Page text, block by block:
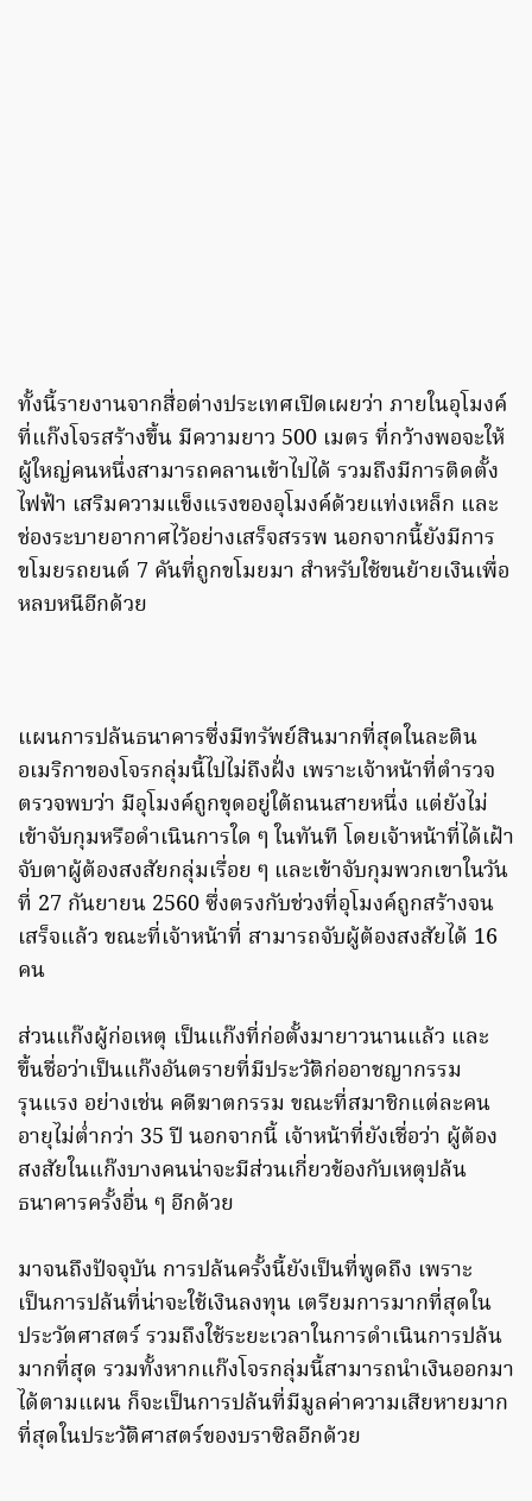
ทั้งนี้รายงานจากสื่อต่างประเทศเปิดเผยว่า ภายในอุโมงค์
ที่แก๊งโจรสร้างขึ้น มีความยาว 500 เมตร ที่กว้างพอจะให้
ผู้ใหญ่คนหนึ่งสามารถคลานเข้าไปได้ รวมถึงมีการติดตั้ง
ไฟฟ้า เสริมความแข็งแรงของอุโมงค์ด้วยแท่งเหล็ก และ
ช่องระบายอากาศไว้อย่างเสร็จสรรพ นอกจากนี้ยังมีการ
ขโมยรถยนต์ 7 คันที่ถูกขโมยมา สำหรับใช้ขนย้ายเงินเพื่อ
หลบหนีอีกด้วย
แผนการปล้นธนาคารซึ่งมีทรัพย์สินมากที่สุดในละติน
อเมริกาของโจรกลุ่มนี้ไปไม่ถึงฝั่ง เพราะเจ้าหน้าที่ตำรวจ
ตรวจพบว่า มีอุโมงค์ถูกขุดอยู่ใต้ถนนสายหนึ่ง แต่ยังไม่
เข้าจับกุมหรือดำเนินการใด ๆ ในทันที โดยเจ้าหน้าที่ได้เฝ้า
จับตาผู้ต้องสงสัยกลุ่มเรื่อย ๆ และเข้าจับกุมพวกเขาในวัน
ที่ 27 กันยายน 2560 ซึ่งตรงกับช่วงที่อุโมงค์ถูกสร้างจน
เสร็จแล้ว ขณะที่เจ้าหน้าที่ สามารถจับผู้ต้องสงสัยได้ 16
คน
ส่วนแก๊งผู้ก่อเหตุ เป็นแก๊งที่ก่อตั้งมายาวนานแล้ว และ
ขึ้นชื่อว่าเป็นแก๊งอันตรายที่มีประวัติก่ออาชญากรรม
รุนแรง อย่างเช่น คดีฆาตกรรม ขณะที่สมาชิกแต่ละคน
อายุไม่ต่ำกว่า 35 ปี นอกจากนี้ เจ้าหน้าที่ยังเชื่อว่า ผู้ต้อง
สงสัยในแก๊งบางคนน่าจะมีส่วนเกี่ยวข้องกับเหตุปล้น
ธนาคารครั้งอื่น ๆ อีกด้วย
มาจนถึงปัจจุบัน การปล้นครั้งนี้ยังเป็นที่พูดถึง เพราะ
เป็นการปล้นที่น่าจะใช้เงินลงทุน เตรียมการมากที่สุดใน
ประวัตศาสตร์ รวมถึงใช้ระยะเวลาในการดำเนินการปล้น
มากที่สุด รวมทั้งหากแก๊งโจรกลุ่มนี้สามารถนำเงินออกมา
ได้ตามแผน ก็จะเป็นการปล้นที่มีมูลค่าความเสียหายมาก
ที่สุดในประวัติศาสตร์ของบราซิลอีกด้วย